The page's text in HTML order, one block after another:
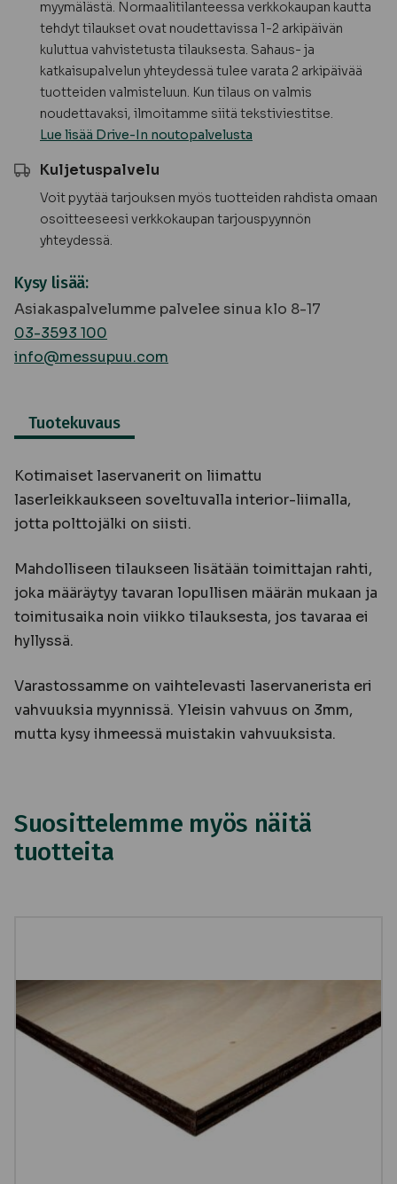
myymälästä. Normaalitilanteessa verkkokaupan kautta
tehdyt tilaukset ovat noudettavissa 1-2 arkipäivän
kuluttua vahvistetusta tilauksesta. Sahaus- ja
katkaisupalvelun yhteydessä tulee varata 2 arkipäivää
tuotteiden valmisteluun. Kun tilaus on valmis
noudettavaksi, ilmoitamme siitä tekstiviestitse.
Lue lisää Drive-In noutopalvelusta
Kuljetuspalvelu
Voit pyytää tarjouksen myös tuotteiden rahdista omaan
osoitteeseesi verkkokaupan tarjouspyynnön
yhteydessä.
Kysy lisää:
Asiakaspalvelumme palvelee sinua klo 8-17
03-3593 100
info@messupuu.com
Tuotekuvaus
Kotimaiset laservanerit on liimattu
laserleikkaukseen soveltuvalla interior-liimalla,
jotta polttojälki on siisti.
Mahdolliseen tilaukseen lisätään toimittajan rahti,
joka määräytyy tavaran lopullisen määrän mukaan ja
toimitusaika noin viikko tilauksesta, jos tavaraa ei
hyllyssä.
Varastossamme on vaihtelevasti laservanerista eri
vahvuuksia myynnissä. Yleisin vahvuus on 3mm,
mutta kysy ihmeessä muistakin vahvuuksista.
Suosittelemme myös näitä
tuotteita